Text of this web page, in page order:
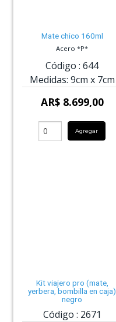
Mate chico 160ml
Acero *P*
Código : 644
Medidas: 9cm x 7cm
AR$ 8.699,00
Agregar
Kit viajero pro (mate,
yerbera, bombilla en caja)
negro
Código : 2671